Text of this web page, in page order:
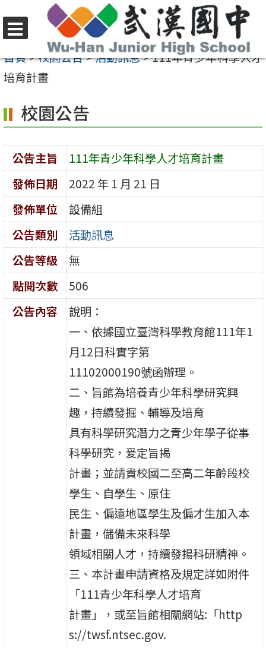
至
要
容
區
選
單
首頁>校園公告>活動訊息>111年青少年科學人才
培育計畫
校園公告
公告主旨
111年青少年科學人才培育計畫
發佈日期
2022 年 1 月 21 日
發佈單位
設備組
公告類別
活動訊息
公告等級
無
點閱次數
506
公告內容
說明：
一、依據國立臺灣科學教育館111年1
月12日科實字第
11102000190號函辦理。
二、旨館為培養青少年科學研究興
趣，持續發掘、輔導及培育
具有科學研究潛力之青少年學子從事
科學研究，爰定旨揭
計畫；並請貴校國二至高二年齡段校
學生、自學生、原住
民生、偏遠地區學生及偏才生加入本
計畫，儲備未來科學
領域相關人才，持續發揚科研精神。
三、本計畫申請資格及規定詳如附件
「111青少年科學人才培育
計畫」，或至旨館相關網站:「http
s://twsf.ntsec.gov.